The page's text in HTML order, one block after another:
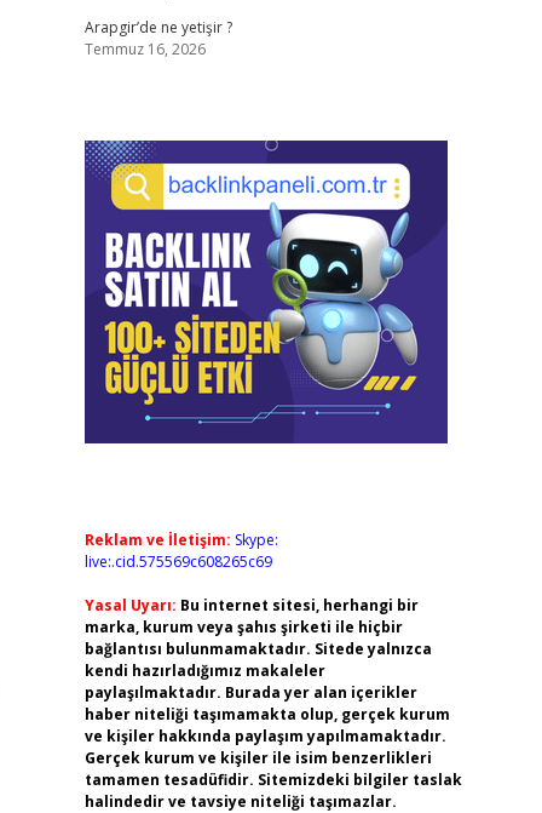
Arapgir’de ne yetişir ?
Temmuz 16, 2026
Reklam ve İletişim: Skype:
live:.cid.575569c608265c69
Yasal Uyarı: Bu internet sitesi, herhangi bir
marka, kurum veya şahıs şirketi ile hiçbir
bağlantısı bulunmamaktadır. Sitede yalnızca
kendi hazırladığımız makaleler
paylaşılmaktadır. Burada yer alan içerikler
haber niteliği taşımamakta olup, gerçek kurum
ve kişiler hakkında paylaşım yapılmamaktadır.
Gerçek kurum ve kişiler ile isim benzerlikleri
tamamen tesadüfidir. Sitemizdeki bilgiler taslak
halindedir ve tavsiye niteliği taşımazlar.